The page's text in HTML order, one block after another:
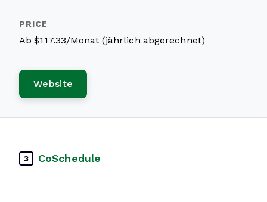
Ab $117.33/Monat (jährlich abgerechnet)
Website
3 CoSchedule